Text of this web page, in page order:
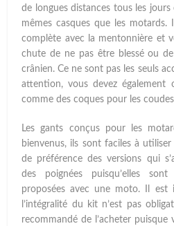
de longues distances tous les
mêmes casques que les
complète avec la mentonnière et
chute de ne pas être blessé ou
crânien. Ce ne sont pas les seuls
attention, vous devez également
comme des coques pour les
Les gants conçus pour les
bienvenus, ils sont faciles à
de préférence des versions qui
des poignées puisqu’elles
proposées avec une moto. Il est
l’intégralité du kit n’est pas
recommandé de l’acheter puisque